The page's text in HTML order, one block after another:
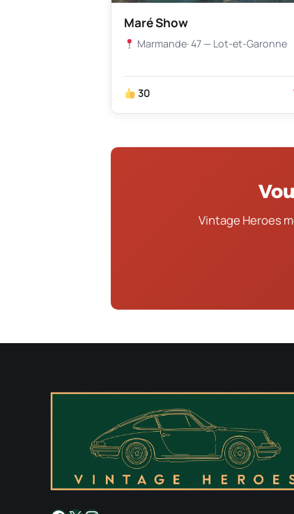
Maré Show
Marmande· 47 — Lot-et-Garonne
30
Vintage Heroes